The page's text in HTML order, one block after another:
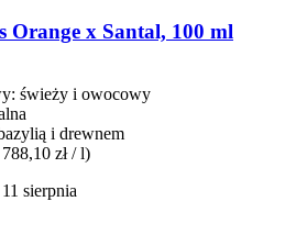
Orange x Santal, 100 ml
świeży i owocowy
i drewnem
zł / l)
sierpnia